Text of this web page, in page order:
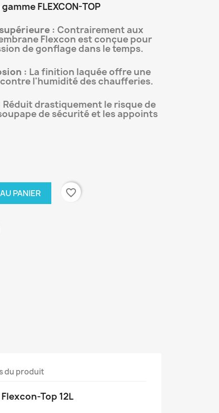
FLEXCON-TOP
: Contrairement aux
Flexcon est conçue pour
de gonflage dans le temps.
: La finition laquée offre une
l'humidité des chaufferies.
Réduit drastiquement le risque de
de sécurité et les appoints
PANIER favorite_border
du produit
Top 12L